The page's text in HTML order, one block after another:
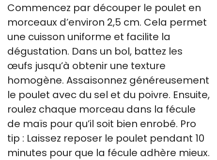
Commencez par découper le poulet en
morceaux d’environ 2,5 cm. Cela permet
une cuisson uniforme et facilite la
dégustation. Dans un bol, battez les
œufs jusqu’à obtenir une texture
homogène. Assaisonnez généreusement
le poulet avec du sel et du poivre. Ensuite,
roulez chaque morceau dans la fécule
de maïs pour qu’il soit bien enrobé. Pro
tip : Laissez reposer le poulet pendant 10
minutes pour que la fécule adhère mieux.